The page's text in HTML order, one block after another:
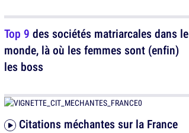
Top 9 des sociétés matriarcales dans le
monde, là où les femmes sont (enfin)
les boss
Citations méchantes sur la France